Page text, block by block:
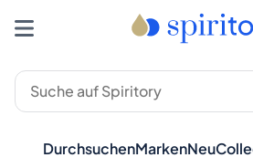
DurchsuchenMarkenNeu